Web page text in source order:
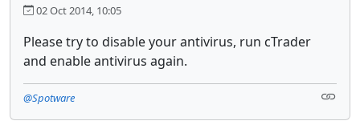
02 Oct 2014, 10:05
Please try to disable your antivirus, run cTrader
and enable antivirus again.
@Spotware